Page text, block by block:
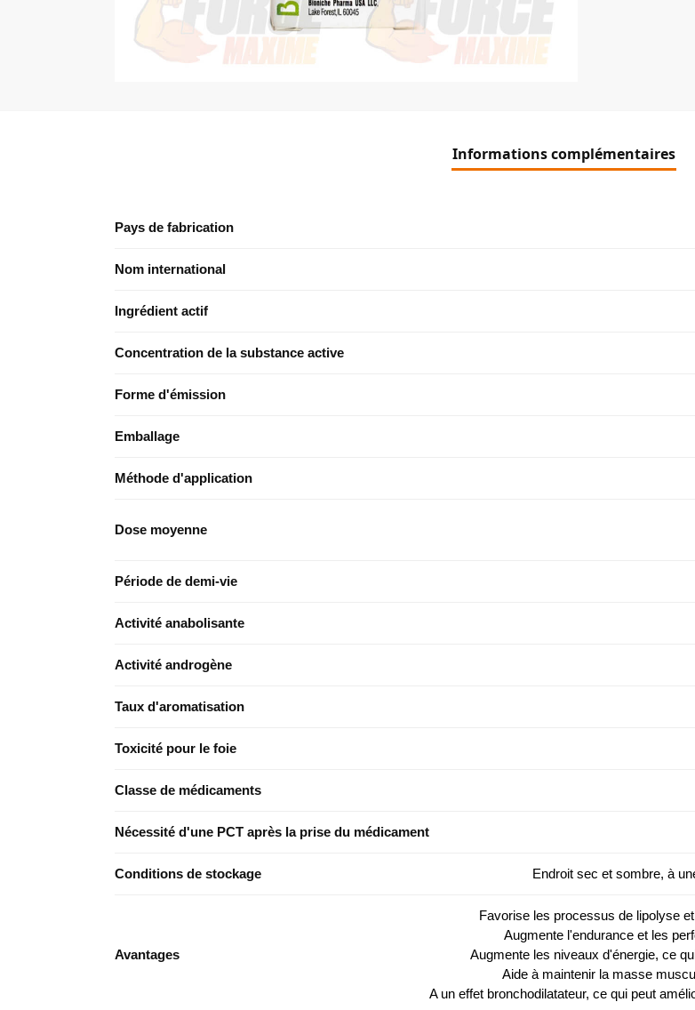
Informations complémentaires
Pays de fabrication
Nom international
Ingrédient actif
Concentration de la substance active
Forme d'émission
Emballage
Méthode d'application
Dose moyenne
Période de demi-vie
Activité anabolisante
Activité androgène
Taux d'aromatisation
Toxicité pour le foie
Classe de médicaments
Nécessité d'une PCT après la prise du médicament
Conditions de stockage Endroit sec et sombre, à
Avantages
Favorise les processus de lipolyse
Augmente l'endurance et les
Augmente les niveaux d'énergie, ce
Aide à maintenir la masse
A un effet bronchodilatateur, ce qui peut